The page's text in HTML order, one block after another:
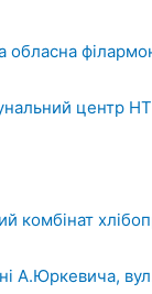
центр
комбінат
А.Юркевича,